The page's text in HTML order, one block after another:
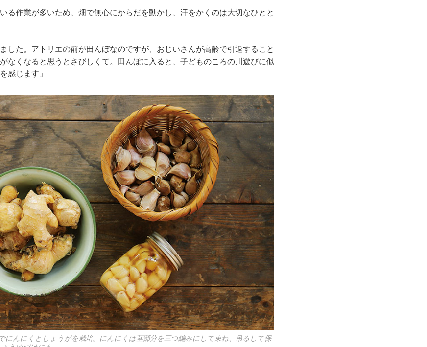
る作業が多いため、畑で無心にからだを動かし、汗をかくのは大切なひとと
した。アトリエの前が田んぼなのですが、おじいさんが高齢で引退すること
なくなると思うとさびしくて。田んぼに入ると、子どものころの川遊びに似
感じます」
にんにくとしょうがを栽培。にんにくは茎部分を三つ編みにして束ね、吊るして保